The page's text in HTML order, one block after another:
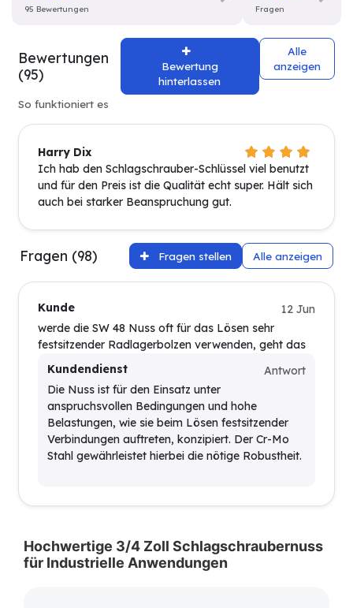
95 Bewertungen Fragen
Bewertungen
(95)
Bewertung
hinterlassen
Alle
anzeigen
So funktioniert es
Harry Dix
Ich hab den Schlagschrauber-Schlüssel viel benutzt
und für den Preis ist die Qualität echt super. Hält sich
auch bei starker Beanspruchung gut.
Fragen (98) Fragen stellen Alle anzeigen
Kunde
12 Jun
werde die SW 48 Nuss oft für das Lösen sehr
festsitzender Radlagerbolzen verwenden, geht das
Kundendienst
Antwort
Die Nuss ist für den Einsatz unter
anspruchsvollen Bedingungen und hohe
Belastungen, wie sie beim Lösen festsitzender
Verbindungen auftreten, konzipiert. Der Cr-Mo
Stahl gewährleistet hierbei die nötige Robustheit.
Hochwertige 3/4 Zoll Schlagschraubernuss
für Industrielle Anwendungen